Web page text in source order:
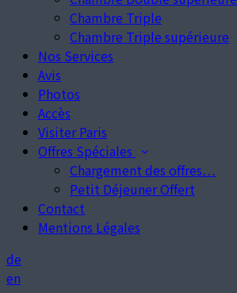
Chambre Triple
Chambre Triple supérieure
Nos Services
Avis
Photos
Accès
Visiter Paris
Offres Spéciales
Chargement des offres…
Petit Déjeuner Offert
Contact
Mentions Légales
de
en